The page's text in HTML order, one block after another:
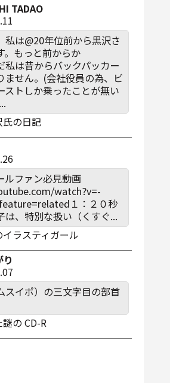
TADAO
私は@20年位前から黒沢さ
。もっと前からか
私は昔からバックパッカー
ません。(会社役員の為、ビ
ストしか乗ったことが無い
氏の日記
ルファン必見動画
watch?v=-
１：２０秒
は、特別な扱い（くすぐ...
ラスティガール
スイポ）の三文字目の部首
の CD-R